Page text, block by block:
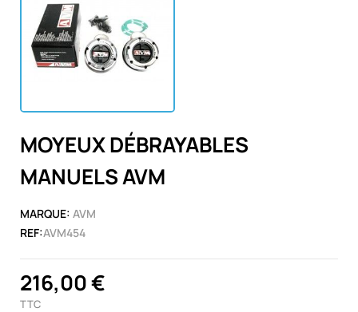
MOYEUX DÉBRAYABLES
MANUELS AVM
MARQUE: AVM
REF:AVM454
216,00 €
TTC